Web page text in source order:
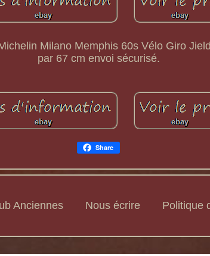
Milano Memphis 60s Vélo Giro
par 67 cm envoi sécurisé.
Share
Anciennes Nous écrire Politique